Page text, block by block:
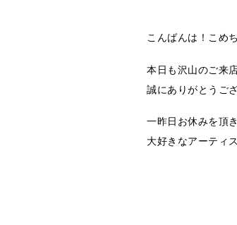
こんばんは！こめ
本日も沢山のご来店
誠にありがとうご
一昨日お休みを頂
大好きなアーティ